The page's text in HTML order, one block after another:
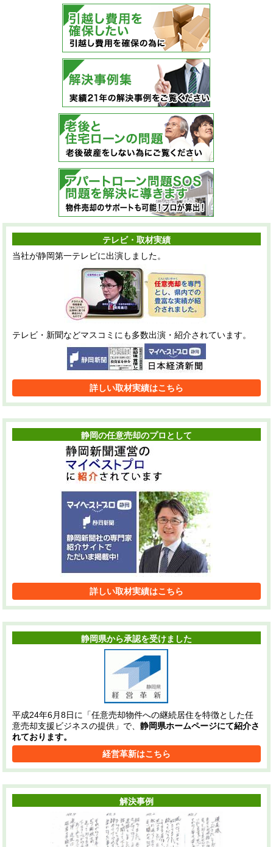
テレビ・取材実績
当社が静岡第一テレビに出演しました。
テレビ・新聞などマスコミにも多数出演・紹介されています。
詳しい取材実績はこちら
静岡の任意売却のプロとして
詳しい取材実績はこちら
静岡県から承認を受けました
平成24年6月8日に「任意売却物件への継続居住を特徴とした任
意売却支援ビジネスの提供」で、静岡県ホームページにて紹介さ
れております。
経営革新はこちら
解決事例